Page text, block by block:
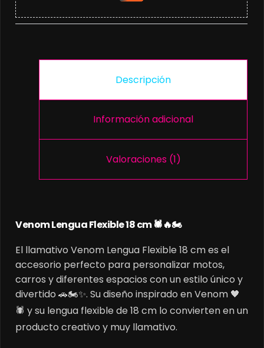
Descripción
Información adicional
Valoraciones (1)
Venom Lengua Flexible 18 cm 🕷️🔥🏍️
El llamativo Venom Lengua Flexible 18 cm es el
accesorio perfecto para personalizar motos,
carros y diferentes espacios con un estilo único y
divertido 🚗🏍️✨. Su diseño inspirado en Venom 🖤
🕷️ y su lengua flexible de 18 cm lo convierten en un
producto creativo y muy llamativo.